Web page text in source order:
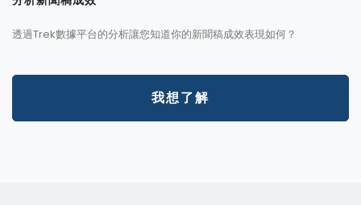
透過Trek數據平台的分析讓您知道你的新聞稿成效表現如何？
我想了解